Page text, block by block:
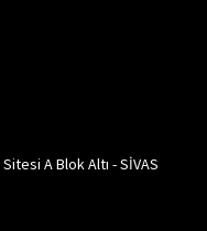
A Blok Altı - SİVAS